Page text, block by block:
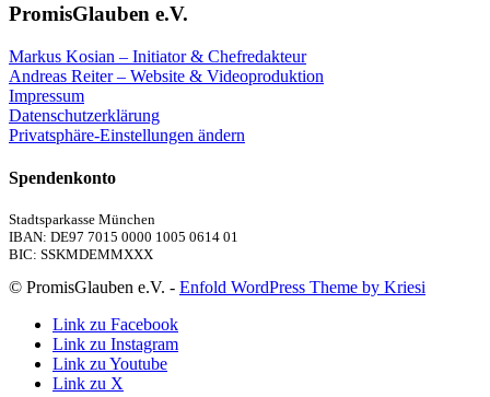
PromisGlauben e.V.
Markus Kosian – Initiator & Chefredakteur
Andreas Reiter – Website & Videoproduktion
Impressum
Datenschutzerklärung
Privatsphäre-Einstellungen ändern
Spendenkonto
Stadtsparkasse München
IBAN: DE97 7015 0000 1005 0614 01
BIC: SSKMDEMMXXX
© PromisGlauben e.V. - Enfold WordPress Theme by Kriesi
Link zu Facebook
Link zu Instagram
Link zu Youtube
Link zu X